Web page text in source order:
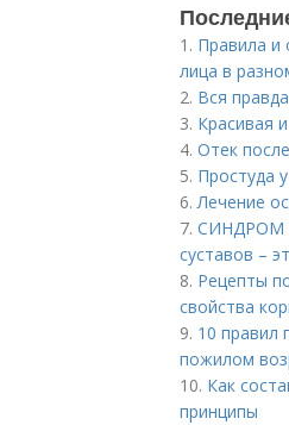
1. Правила и
лица в
2. Вся
3. Красивая
4. Отек
5. Простуда
6.Лечение
7. СИНДРОМ
суставов –
8. Рецепты
свойства
9. 10 правил
пожилом
10. Как
принципы